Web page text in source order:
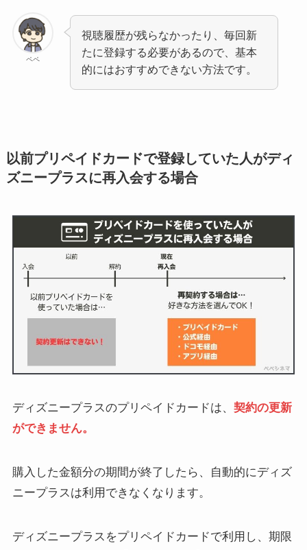
ペペ
視聴履歴が残らなかったり、毎回新
たに登録する必要があるので、基本
的にはおすすめできない方法です。
以前プリペイドカードで登録していた人がディ
ズニープラスに再入会する場合
ディズニープラスのプリペイドカードは、 契約の更新
ができません。
購入した金額分の期間が終了したら、自動的にディズ
ニープラスは利用できなくなります。
ディズニープラスをプリペイドカードで利用し、期限